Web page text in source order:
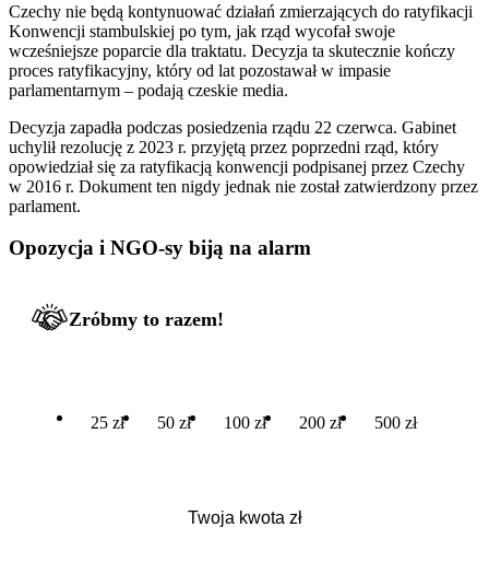
Czechy nie będą kontynuować działań zmierzających do ratyfikacji
Konwencji stambulskiej po tym, jak rząd wycofał swoje
wcześniejsze poparcie dla traktatu. Decyzja ta skutecznie kończy
proces ratyfikacyjny, który od lat pozostawał w impasie
parlamentarnym – podają czeskie media.
Decyzja zapadła podczas posiedzenia rządu 22 czerwca. Gabinet
uchylił rezolucję z 2023 r. przyjętą przez poprzedni rząd, który
opowiedział się za ratyfikacją konwencji podpisanej przez Czechy
w 2016 r. Dokument ten nigdy jednak nie został zatwierdzony przez
parlament.
Opozycja i NGO-sy biją na alarm
Zróbmy to razem!
25 zł 50 zł 100 zł 200 zł 500 zł